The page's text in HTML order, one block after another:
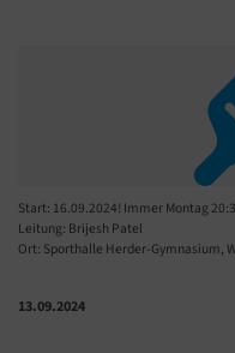
Start: 16.09.2024! Immer Montag
Leitung: Brijesh Patel
Ort: Sporthalle Herder-Gymnasium,
13.09.2024